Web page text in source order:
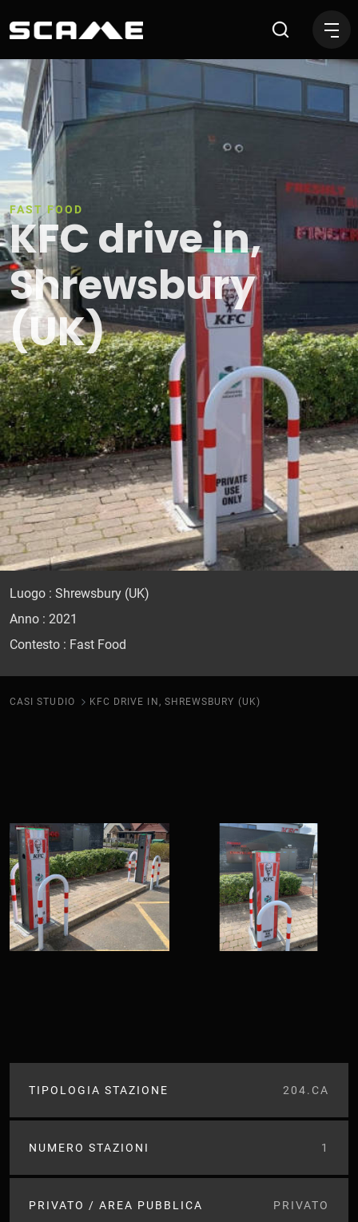
KFC drive in, Shrewsbury
FAST FOOD
KFC drive in,
Shrewsbury
(UK)
Luogo : Shrewsbury (UK)
Anno : 2021
Contesto : Fast Food
CASI STUDIO KFC DRIVE IN, SHREWSBURY (UK)
TIPOLOGIA STAZIONE 204.CA
NUMERO STAZIONI 1
PRIVATO / AREA PUBBLICA PRIVATO